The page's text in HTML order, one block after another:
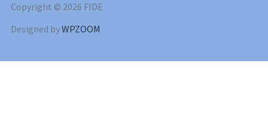
Copyright © 2026 FIDE
Designed byWPZOOM